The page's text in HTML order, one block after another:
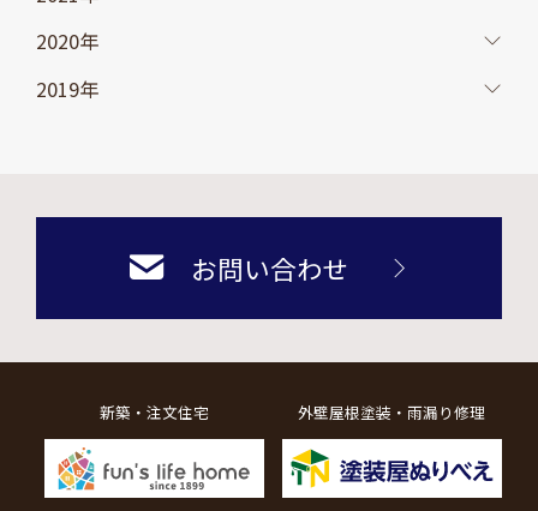
2020年
2019年
お問い合わせ
新築・注文住宅 外壁屋根塗装・雨漏り修理